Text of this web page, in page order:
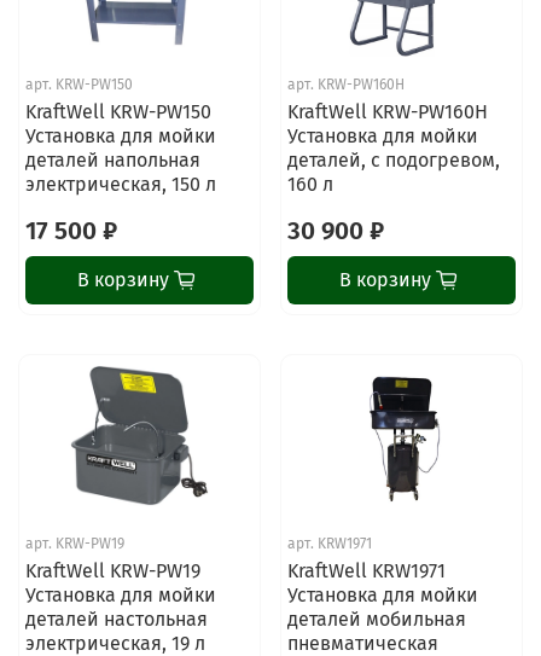
арт. KRW-PW150
KraftWell KRW-PW150
Установка для мойки
деталей напольная
электрическая, 150 л
17 500 ₽
В корзину
арт. KRW-PW160H
KraftWell KRW-PW160H
Установка для мойки
деталей, с подогревом,
160 л
30 900 ₽
В корзину
арт. KRW-PW19
KraftWell KRW-PW19
Установка для мойки
деталей настольная
электрическая, 19 л
арт. KRW1971
KraftWell KRW1971
Установка для мойки
деталей мобильная
пневматическая